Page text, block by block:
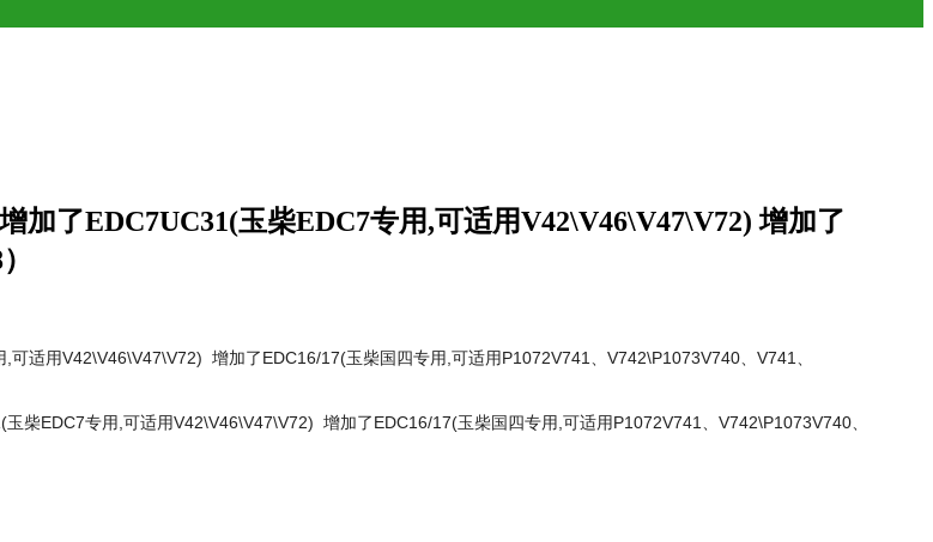
加了EDC7UC31(玉柴EDC7专用,可适用V42\V46\V47\V72) 增加了
适用V42\V46\V47\V72) 增加了EDC16/17(玉柴国四专用,可适用P1072V741、V742\P1073V740、V741、
柴EDC7专用,可适用V42\V46\V47\V72) 增加了EDC16/17(玉柴国四专用,可适用P1072V741、V742\P1073V740、